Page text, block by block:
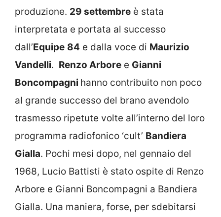
produzione. 29 settembre è stata
interpretata e portata al successo
dall’Equipe 84 e dalla voce di Maurizio
Vandelli. Renzo Arbore e Gianni
Boncompagni hanno contribuito non poco
al grande successo del brano avendolo
trasmesso ripetute volte all’interno del loro
programma radiofonico ‘cult’ Bandiera
Gialla. Pochi mesi dopo, nel gennaio del
1968, Lucio Battisti è stato ospite di Renzo
Arbore e Gianni Boncompagni a Bandiera
Gialla. Una maniera, forse, per sdebitarsi